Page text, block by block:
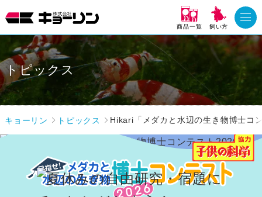
商品一覧 飼い方
トピックス
キョーリン トピックス Hikari「メダカと水辺の生き物博士コ